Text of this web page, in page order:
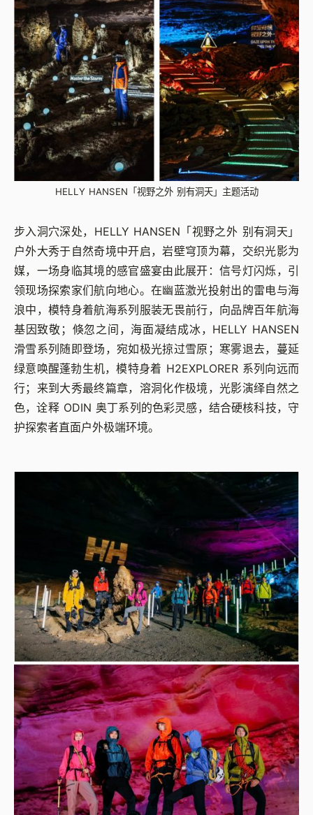
HELLY HANSEN「视野之外 别有洞天」主题活动
步入洞穴深处，HELLY HANSEN「视野之外 别有洞天」
户外大秀于自然奇境中开启，岩壁穹顶为幕，交织光影为
媒，一场身临其境的感官盛宴由此展开：信号灯闪烁，引
领现场探索家们航向地心。在幽蓝激光投射出的雷电与海
浪中，模特身着航海系列服装无畏前行，向品牌百年航海
基因致敬；倏忽之间，海面凝结成冰，HELLY HANSEN
滑雪系列随即登场，宛如极光掠过雪原；寒雾退去，蔓延
绿意唤醒蓬勃生机，模特身着 H2EXPLORER 系列向远而
行；来到大秀最终篇章，溶洞化作极境，光影演绎自然之
色，诠释 ODIN 奥丁系列的色彩灵感，结合硬核科技，守
护探索者直面户外极端环境。